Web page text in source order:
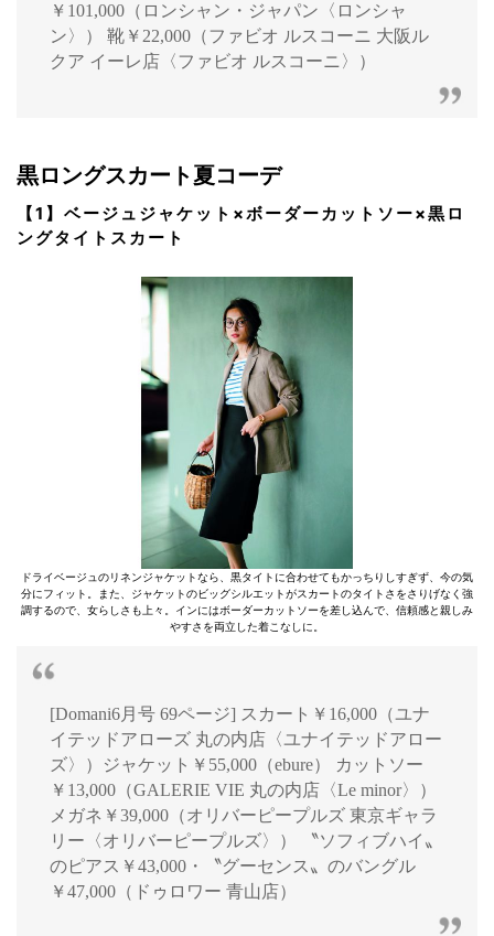
￥101,000（ロンシャン・ジャパン〈ロンシャ
ン〉） 靴￥22,000（ファビオ ルスコーニ 大阪ル
クア イーレ店〈ファビオ ルスコーニ〉）
黒ロングスカート夏コーデ
【1】ベージュジャケット×ボーダーカットソー×黒ロ
ングタイトスカート
ドライベージュのリネンジャケットなら、黒タイトに合わせてもかっちりしすぎず、今の気
分にフィット。また、ジャケットのビッグシルエットがスカートのタイトさをさりげなく強
調するので、女らしさも上々。インにはボーダーカットソーを差し込んで、信頼感と親しみ
やすさを両立した着こなしに。
[Domani6月号 69ページ] スカート￥16,000（ユナ
イテッドアローズ 丸の内店〈ユナイテッドアロー
ズ〉）ジャケット￥55,000（ebure） カットソー
￥13,000（GALERIE VIE 丸の内店〈Le minor〉）
メガネ￥39,000（オリバーピープルズ 東京ギャラ
リー〈オリバーピープルズ〉） 〝ソフィブハイ〟
のピアス￥43,000・〝グーセンス〟のバングル
￥47,000（ドゥロワー 青山店）